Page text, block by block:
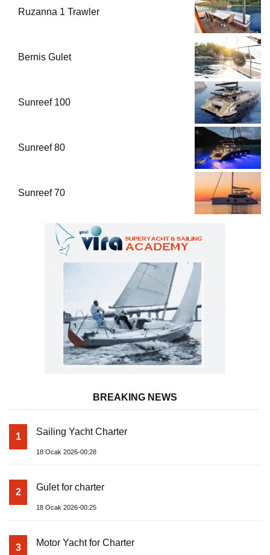
Ruzanna 1 Trawler
Bernis Gulet
Sunreef 100
Sunreef 80
Sunreef 70
BREAKING NEWS
1 Sailing Yacht Charter
18 Ocak 2026-00:28
2 Gulet for charter
18 Ocak 2026-00:25
3 Motor Yacht for Charter